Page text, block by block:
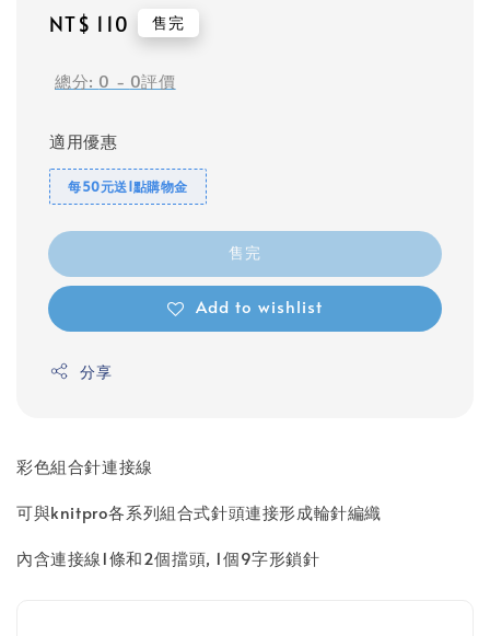
Regular
NT$ 110 售完
總分: 0 - 0評價
適用優惠
每50元送1點購物金
售完
Add to wishlist
分享
彩色組合針連接線
可與knitpro各系列組合式針頭連接形成輪針編織
內含連接線1條和2個擋頭, 1個9字形鎖針